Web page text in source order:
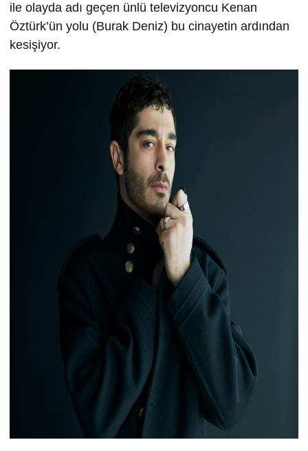
ile olayda adı geçen ünlü televizyoncu Kenan
Öztürk’ün yolu (Burak Deniz) bu cinayetin ardından
kesişiyor.